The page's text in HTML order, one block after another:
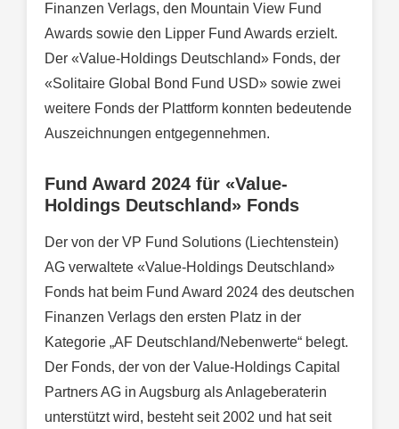
Finanzen Verlags, den Mountain View Fund
Awards sowie den Lipper Fund Awards erzielt.
Der «Value-Holdings Deutschland» Fonds, der
«Solitaire Global Bond Fund USD» sowie zwei
weitere Fonds der Plattform konnten bedeutende
Auszeichnungen entgegennehmen.
Fund Award 2024 für «Value-
Holdings Deutschland» Fonds
Der von der VP Fund Solutions (Liechtenstein)
AG verwaltete «Value-Holdings Deutschland»
Fonds hat beim Fund Award 2024 des deutschen
Finanzen Verlags den ersten Platz in der
Kategorie „AF Deutschland/Nebenwerte“ belegt.
Der Fonds, der von der Value-Holdings Capital
Partners AG in Augsburg als Anlageberaterin
unterstützt wird, besteht seit 2002 und hat seit